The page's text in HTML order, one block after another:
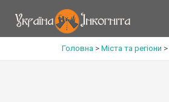
Головна > Міста та регіони >